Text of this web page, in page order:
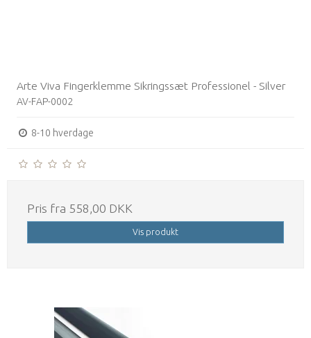
Arte Viva Fingerklemme Sikringssæt Professionel - Silver
AV-FAP-0002
8-10 hverdage
Pris fra 558,00 DKK
Vis produkt